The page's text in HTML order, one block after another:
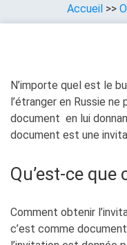
Accueil >>
N’importe quel est le
l’étranger en Russie ne
document en lui
document est une
Qu’est-ce que
Comment obtenir
c’est comme